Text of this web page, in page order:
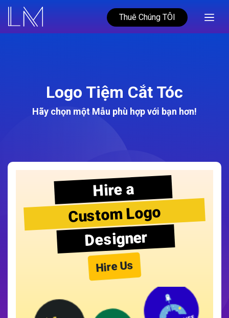
Thuê Chúng TÔI
Logo Tiệm Cắt Tóc
Hãy chọn một Mẫu phù hợp với bạn hơn!
Hire a
Custom Logo
Designer
Hire Us